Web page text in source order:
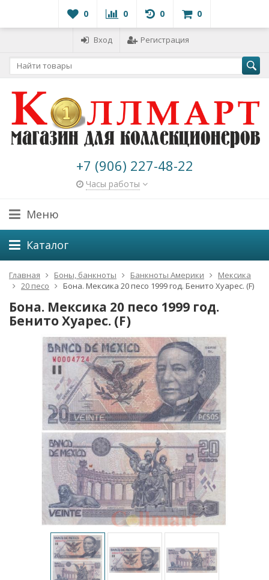
0 0 0 0
Вход Регистрация
+7 (906) 227-48-22
Часы работы
Меню
Каталог
Главная Боны, банкноты Банкноты Америки
Мексика
20 песо
Бона. Мексика 20 песо 1999 год. Бенито Хуарес. (F)
Бона. Мексика 20 песо 1999 год.
Бенито Хуарес. (F)